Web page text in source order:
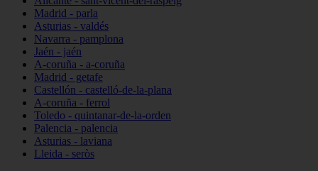
Madrid - parla
Asturias - valdés
Navarra - pamplona
Jaén - jaén
A-coruña - a-coruña
Madrid - getafe
Castellón - castelló-de-la-plana
A-coruña - ferrol
Toledo - quintanar-de-la-orden
Palencia - palencia
Asturias - laviana
Lleida - seròs